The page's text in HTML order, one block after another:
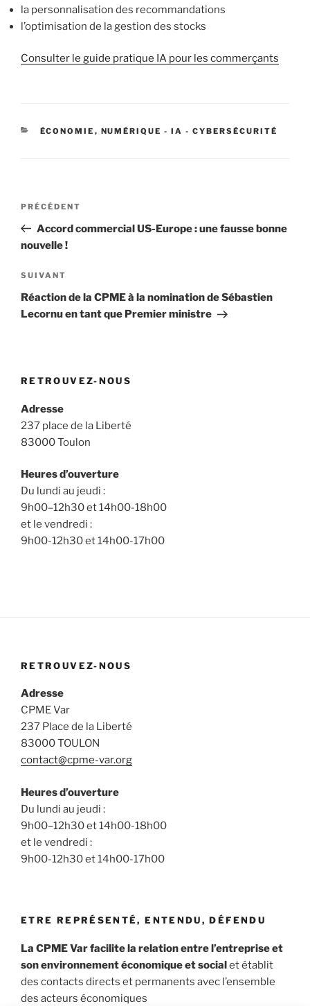
la personnalisation des recommandations
l’optimisation de la gestion des stocks
Consulter le guide pratique IA pour les commerçants
CATÉGORIES
ÉCONOMIE , NUMÉRIQUE - IA - CYBERSÉCURITÉ
Navigation
l’article
Article
précédent
PRÉCÉDENT
Accord commercial US-Europe : une fausse bonne
nouvelle !
Article
suivant
SUIVANT
Réaction de la CPME à la nomination de Sébastien
Lecornu en tant que Premier ministre
RETROUVEZ-NOUS
Adresse
237 place de la Liberté
83000 Toulon
Heures d’ouverture
Du lundi au jeudi :
9h00–12h30 et 14h00-18h00
et le vendredi :
9h00-12h30 et 14h00-17h00
RETROUVEZ-NOUS
Adresse
CPME Var
237 Place de la Liberté
83000 TOULON
contact@cpme-var.org
Heures d’ouverture
Du lundi au jeudi :
9h00–12h30 et 14h00-18h00
et le vendredi :
9h00-12h30 et 14h00-17h00
ETRE REPRÉSENTÉ, ENTENDU, DÉFENDU
La CPME Var facilite la relation entre l’entreprise et
son environnement économique et socialet établit
des contacts directs et permanents avec l’ensemble
des acteurs économiques